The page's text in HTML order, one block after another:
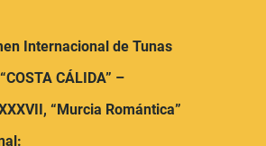
Internacional de Tunas
“COSTA CÁLIDA” –
“Murcia Romántica”